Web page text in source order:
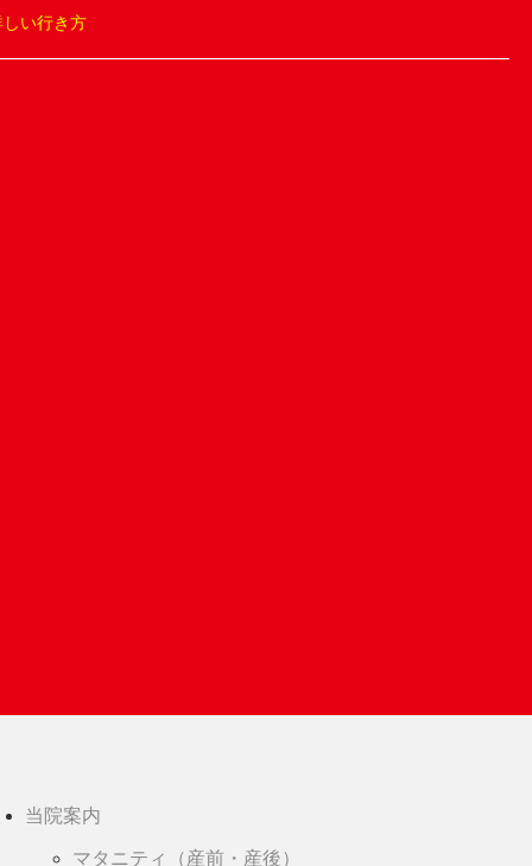
い行き方
当院案内
マタニティ（産前・産後）